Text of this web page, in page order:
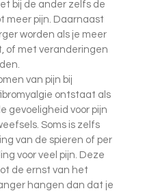
bij de ander zelfs de
meer pijn. Daarnaast
worden als je meer
of met veranderingen
van pijn bij
ontstaat als
gevoeligheid voor pijn
Soms is zelfs
van de spieren of per
voor veel pijn. Deze
de ernst van het
hangen dan dat je